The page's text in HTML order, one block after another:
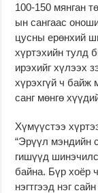
100-150 мянган
ын сангаас
цусны ерөнхий
хүртэхийн тулд
ирэхийг хүлээх
хүрэхгүй ч
санг мөнгө
Хүмүүстээ
“Эрүүл мэндийн
гишүүд
байна. Бүр хоёр
нэгтгээд нэг